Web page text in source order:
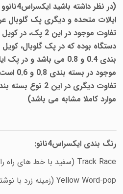
ایالات متحده و دیگری پک گلوبال
تفاوت موجود در این
دستگاه بوده که در پک گلوبال،
بندی 0.4 و 0.8 می باشد و
موجود
تفاوت دیگری در
موارد کاملا مشابه می باشد)
رنگ‌ بندی ایکسراس4نانو:
Race
Track (سفید با خط های راه
Word-pop
Yellow(زمینه زرد با